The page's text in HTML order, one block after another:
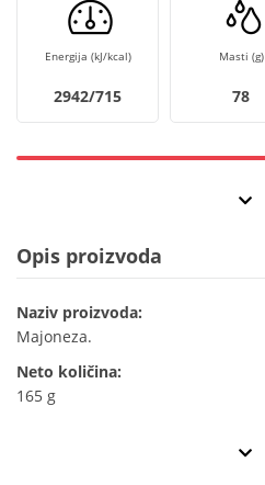
Energija (kJ/kcal)
2942/715
Masti (g)
78
Opis proizvoda
Naziv proizvoda:
Majoneza.
Neto količina:
165 g